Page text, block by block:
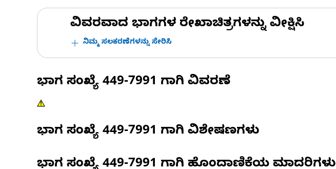
ವಿವರವಾದ ಭಾಗಗಳ ರೇಖಾಚಿತ್ರಗಳನ್ನು ವೀಕ್ಷಿಸಿ
ನಿಮ್ಮ ಸಲಕರಣೆಗಳನ್ನು ಸೇರಿಸಿ
ಭಾಗ ಸಂಖ್ಯೆ 449-7991 ಗಾಗಿ ವಿವರಣೆ
ಭಾಗ ಸಂಖ್ಯೆ 449-7991 ಗಾಗಿ ವಿಶೇಷಣಗಳು
ಭಾಗ ಸಂಖ್ಯೆ 449-7991 ಗಾಗಿ ಹೊಂದಾಣಿಕೆಯ ಮಾದರಿಗಳು